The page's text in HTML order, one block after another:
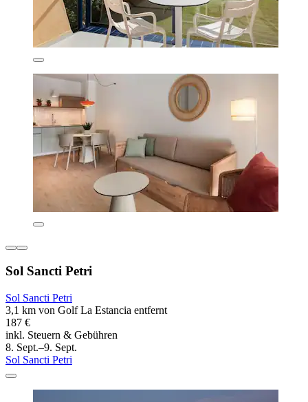
Sol Sancti Petri
Sol Sancti Petri
3,1 km von Golf La Estancia entfernt
187 €
inkl. Steuern & Gebühren
8. Sept.–9. Sept.
Sol Sancti Petri